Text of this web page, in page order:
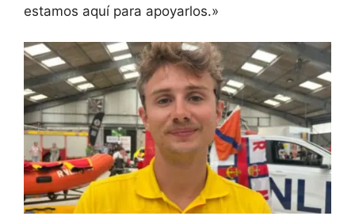
estamos aquí para apoyarlos.»